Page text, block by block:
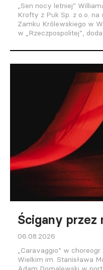
„Sen nocy letniej”
Krofty z Puk Sp. z o.o.
Zamku Królewskiego w
w „Rzeczpospolitej”,
Ścigany przez
06.08.2026
„Caravaggio” w
Wielkim im. Stanisława